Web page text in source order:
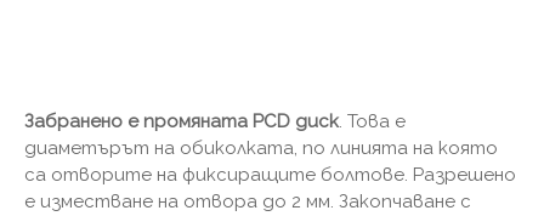
Забранено е промяната PCD диск. Това е
диаметърът на обиколката, по линията на която
са отворите на фиксиращите болтове. Разрешено
е изместване на отвора до 2 мм. Закопчаване с